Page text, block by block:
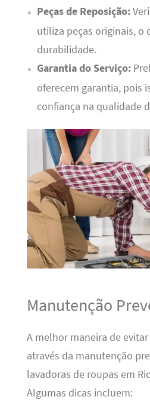
Peças de Reposição:
utiliza peças originais, o
durabilidade.
Garantia do Serviço:
oferecem garantia, pois
confiança na qualidade
Manutenção
A melhor maneira de
através da manutenção
lavadoras de roupas em
Algumas dicas incluem: